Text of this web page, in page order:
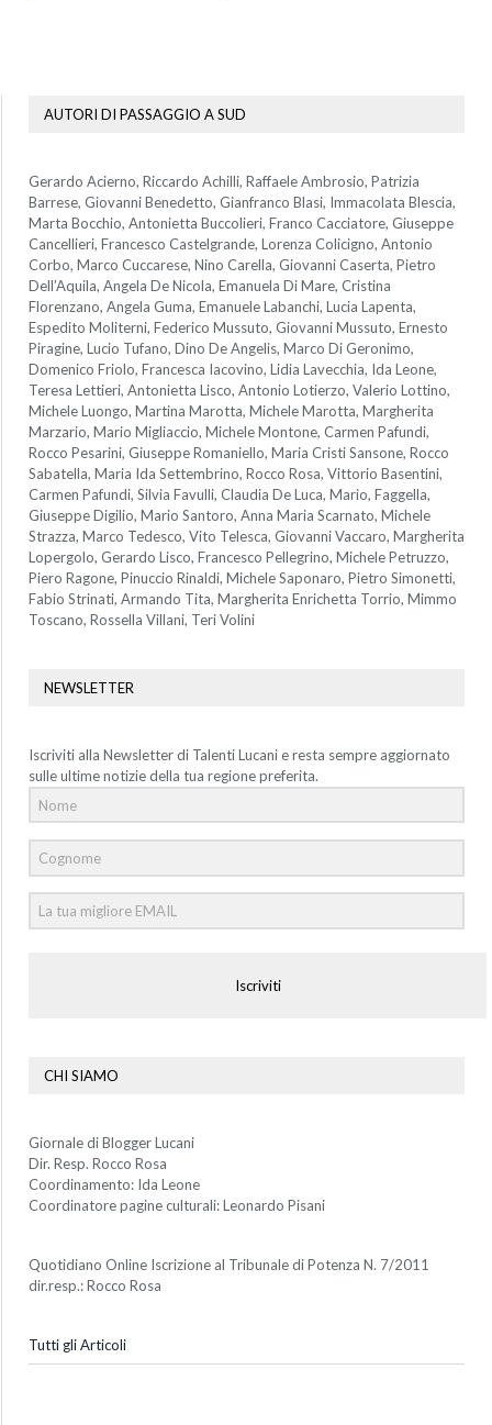
AUTORI DI PASSAGGIO A SUD
Gerardo Acierno, Riccardo Achilli, Raffaele Ambrosio, Patrizia
Barrese, Giovanni Benedetto, Gianfranco Blasi, Immacolata Blescia,
Marta Bocchio, Antonietta Buccolieri, Franco Cacciatore, Giuseppe
Cancellieri, Francesco Castelgrande, Lorenza Colicigno, Antonio
Corbo, Marco Cuccarese, Nino Carella, Giovanni Caserta, Pietro
Dell’Aquila, Angela De Nicola, Emanuela Di Mare, Cristina
Florenzano, Angela Guma, Emanuele Labanchi, Lucia Lapenta,
Espedito Moliterni, Federico Mussuto, Giovanni Mussuto, Ernesto
Piragine, Lucio Tufano, Dino De Angelis, Marco Di Geronimo,
Domenico Friolo, Francesca Iacovino, Lidia Lavecchia, Ida Leone,
Teresa Lettieri, Antonietta Lisco, Antonio Lotierzo, Valerio Lottino,
Michele Luongo, Martina Marotta, Michele Marotta, Margherita
Marzario, Mario Migliaccio, Michele Montone, Carmen Pafundi,
Rocco Pesarini, Giuseppe Romaniello, Maria Cristi Sansone, Rocco
Sabatella, Maria Ida Settembrino, Rocco Rosa, Vittorio Basentini,
Carmen Pafundi, Silvia Favulli, Claudia De Luca, Mario, Faggella,
Giuseppe Digilio, Mario Santoro, Anna Maria Scarnato, Michele
Strazza, Marco Tedesco, Vito Telesca, Giovanni Vaccaro, Margherita
Lopergolo, Gerardo Lisco, Francesco Pellegrino, Michele Petruzzo,
Piero Ragone, Pinuccio Rinaldi, Michele Saponaro, Pietro Simonetti,
Fabio Strinati, Armando Tita, Margherita Enrichetta Torrio, Mimmo
Toscano, Rossella Villani, Teri Volini
NEWSLETTER
Iscriviti alla Newsletter di Talenti Lucani e resta sempre aggiornato
sulle ultime notizie della tua regione preferita.
Iscriviti
CHI SIAMO
Giornale di Blogger Lucani
Dir. Resp. Rocco Rosa
Coordinamento: Ida Leone
Coordinatore pagine culturali: Leonardo Pisani
Quotidiano Online Iscrizione al Tribunale di Potenza N. 7/2011
dir.resp.: Rocco Rosa
Tutti gli Articoli